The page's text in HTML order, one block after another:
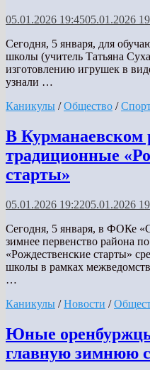
05.01.2026 19:4505.01.2026
Сегодня, 5 января, для
школы (учитель Татьяна
изготовлению игрушек в
узнали …
Каникулы /Общество /
В Курманаевском
традиционные
старты»
05.01.2026 19:2205.01.2026
Сегодня, 5 января, в ФОКе
зимнее первенство района
«Рождественские старты»
школы в рамках
…
Каникулы /Новости /
Юные
главную зимнюю